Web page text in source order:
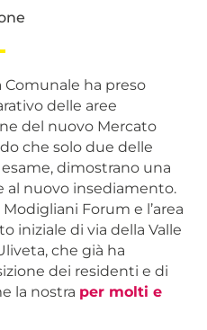
Comunale ha preso
delle aree
del nuovo Mercato
che solo due delle
dimostrano una
al nuovo insediamento.
Forum e l’area
iniziale di via della Valle
che già ha
dei residenti e di
la nostra per molti e